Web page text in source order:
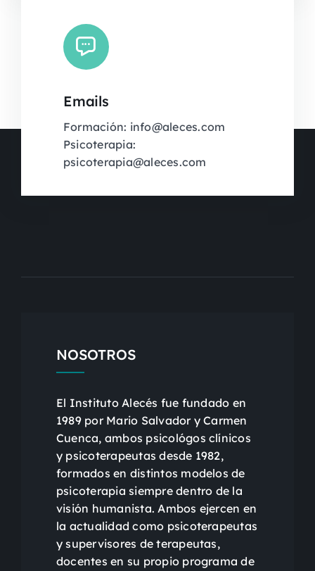
Emails
Formación: info@aleces.com
Psicoterapia:
psicoterapia@aleces.com
NOSOTROS
El Instituto Alecés fue fundado en
1989 por Mario Salvador y Carmen
Cuenca, ambos psicológos clínicos
y psicoterapeutas desde 1982,
formados en distintos modelos de
psicoterapia siempre dentro de la
visión humanista. Ambos ejercen en
la actualidad como psicoterapeutas
y supervisores de terapeutas,
docentes en su propio programa de